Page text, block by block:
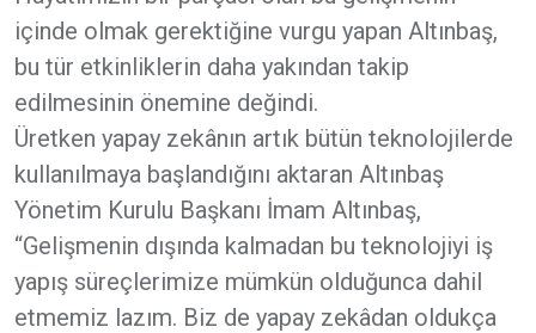
içinde olmak gerektiğine vurgu yapan Altınbaş,
bu tür etkinliklerin daha yakından takip
edilmesinin önemine değindi.
Üretken yapay zekânın artık bütün teknolojilerde
kullanılmaya başlandığını aktaran Altınbaş
Yönetim Kurulu Başkanı İmam Altınbaş,
“Gelişmenin dışında kalmadan bu teknolojiyi iş
yapış süreçlerimize mümkün olduğunca dahil
etmemiz lazım. Biz de yapay zekâdan oldukça